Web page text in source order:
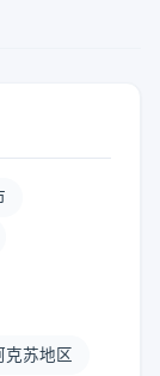
克苏地区